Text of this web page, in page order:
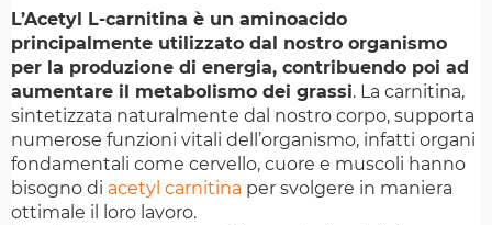
L’Acetyl L-carnitina è un aminoacido
principalmente utilizzato dal nostro organismo
per la produzione di energia, contribuendo poi ad
aumentare il metabolismo dei grassi. La carnitina,
sintetizzata naturalmente dal nostro corpo, supporta
numerose funzioni vitali dell’organismo, infatti organi
fondamentali come cervello, cuore e muscoli hanno
bisogno di acetyl carnitina per svolgere in maniera
ottimale il loro lavoro.